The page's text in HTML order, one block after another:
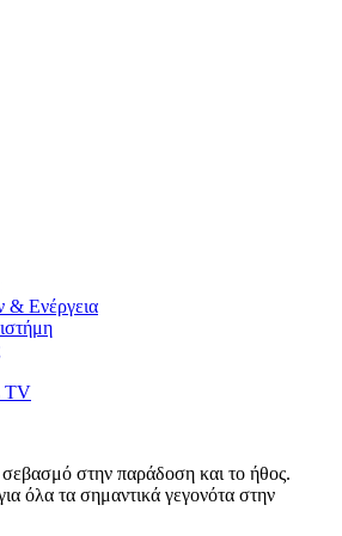
& Ενέργεια
TV
σεβασμό στην παράδοση και το ήθος.
όλα τα σημαντικά γεγονότα στην